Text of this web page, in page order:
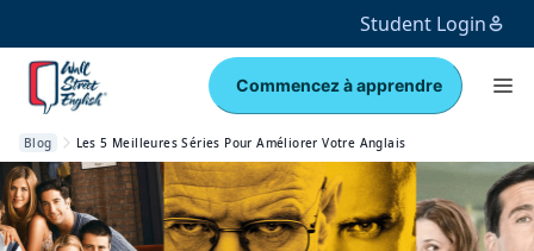
Student Login
Commencez à apprendre
Blog Les 5 Meilleures Séries Pour Améliorer Votre Anglais